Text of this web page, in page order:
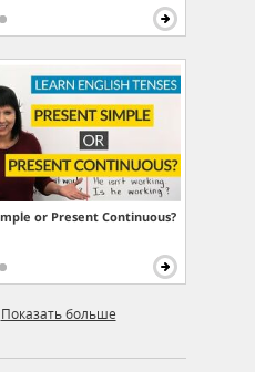
or Present Continuous?
Показать больше